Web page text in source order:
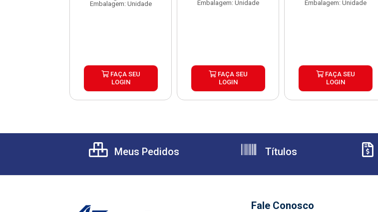
Embalagem: Unidade
FAÇA SEU
LOGIN
Embalagem: Unidade
FAÇA SEU
LOGIN
Embalagem: Unidade
FAÇA SEU
LOGIN
Meus Pedidos Títulos
Fale Conosco